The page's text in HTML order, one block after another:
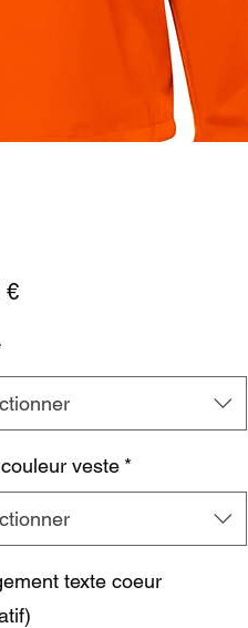
€Prix
veste *
texte coeur